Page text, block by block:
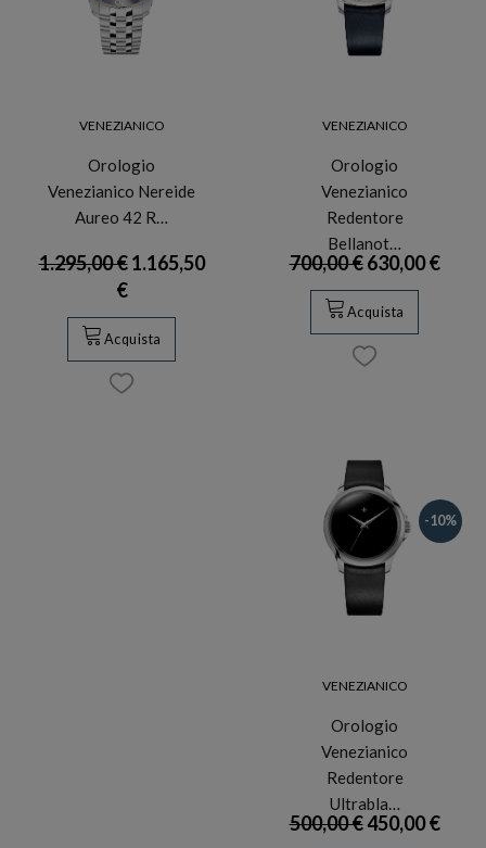
VENEZIANICO
Orologio
Venezianico Nereide
Aureo 42 R…
1.295,00 €1.165,50
€
Acquista
VENEZIANICO
Orologio
Venezianico
Redentore
Bellanot…
700,00 €630,00 €
Acquista
-10%
VENEZIANICO
Orologio
Venezianico
Redentore
Ultrabla…
500,00 €450,00 €